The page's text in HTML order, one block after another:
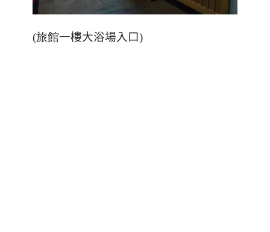
(旅館一樓大浴場入口)